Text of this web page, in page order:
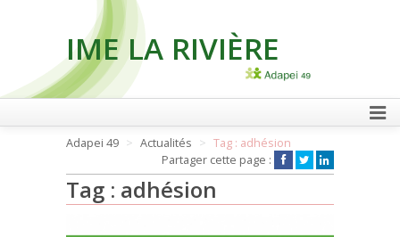
IME LA RIVIÈRE
FAIRE UN DON
Adapei 49 Actualités
Tag : adhésion
Partager cette page :
Tag : adhésion